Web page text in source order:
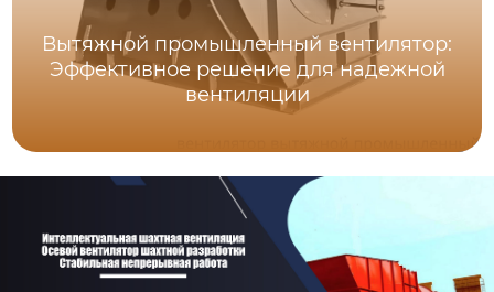
Вытяжной промышленный вентилятор:
Эффективное решение для надежной
вентиляции